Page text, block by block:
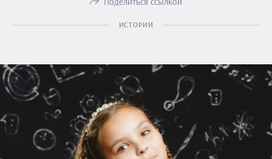
ИСТОРИИ